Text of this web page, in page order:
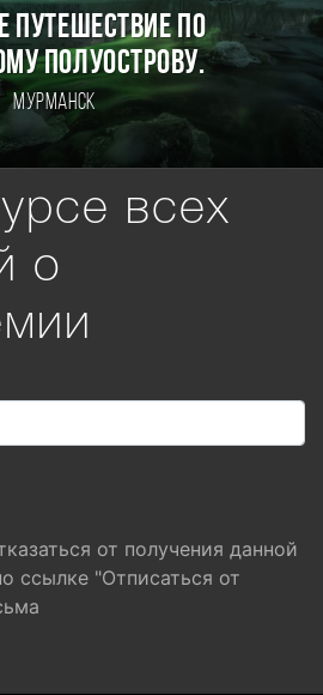
ПУТЕШЕСТВИЕ ПО
ПОЛУОСТРОВУ.
Мурманск
всех
о
от получения данной
ссылке "Отписаться от